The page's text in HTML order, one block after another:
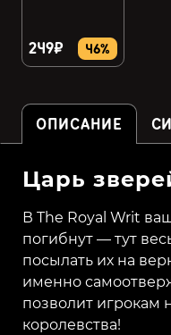
249₽ 46%
ОПИСАНИЕ
Царь
В The Royal Writ
погибнут — тут
посылать их на
именно
позволит игрокам
королевства!